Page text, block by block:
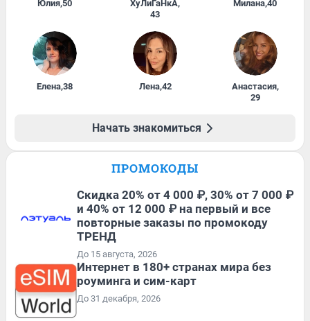
Юлия,50 ХуЛиГаНкА,
43
Милана,40
Елена,38 Лена,42 Анастасия,
29
Начать знакомиться
ПРОМОКОДЫ
Скидка 20% от 4 000 ₽, 30% от 7 000 ₽
и 40% от 12 000 ₽ на первый и все
повторные заказы по промокоду
ТРЕНД
До 15 августа, 2026
Интернет в 180+ странах мира без
роуминга и сим-карт
До 31 декабря, 2026